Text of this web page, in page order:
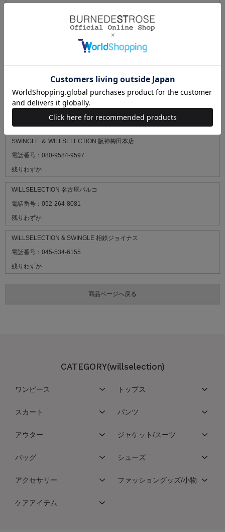
WILLSELECTION 静岡パルコ
電話番号：054-903-8703
SWINGLE ＆ WILLSELECTION 阪神梅田本店
電話番号：080-9584-9597
残りわずか
WILLSELECTION 名古屋パルコ
電話番号：052-264-8081
残りわずか
WILLSELECTION & SWINGLE 相鉄ジョイナス
電話番号：045-534-6155
残りわずか
CATEGORY(willselection)
ワンピース トップス
スカート パンツ
アウター ジャケット/スーツ
バッグ シューズ
アクセサリー ファッショングッズ/小物
ケアアイテム